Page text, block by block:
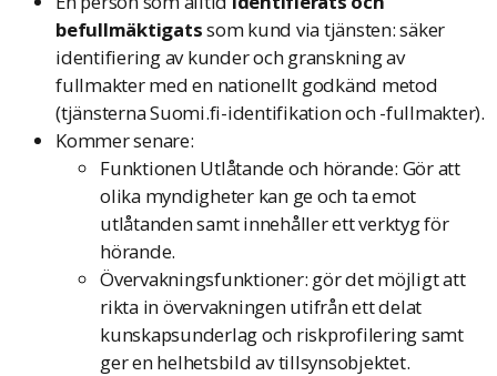
befullmäktigatssom kund via tjänsten: säker
identifiering av kunder och granskning av
fullmakter med en nationellt godkänd metod
(tjänsterna Suomi.fi-identifikation och -fullmakter).
Kommer senare:
Funktionen Utlåtande och hörande: Gör att
olika myndigheter kan ge och ta emot
utlåtanden samt innehåller ett verktyg för
hörande.
Övervakningsfunktioner: gör det möjligt att
rikta in övervakningen utifrån ett delat
kunskapsunderlag och riskprofilering samt
ger en helhetsbild av tillsynsobjektet.